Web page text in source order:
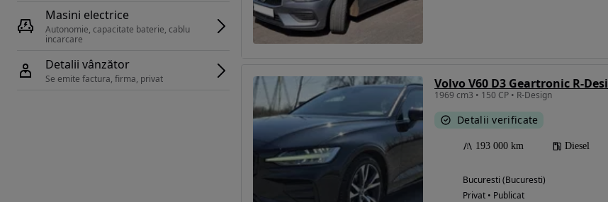
Masini electrice
Autonomie, capacitate baterie, cablu
Detalii vânzător
Se emite factura, firma, privat Volvo V60 D3 Geartronic R-
1969 cm3 • 150 CP • R-Design
Detalii verificate
193 000 km Diesel
Bucuresti (Bucuresti)
Privat • Publicat